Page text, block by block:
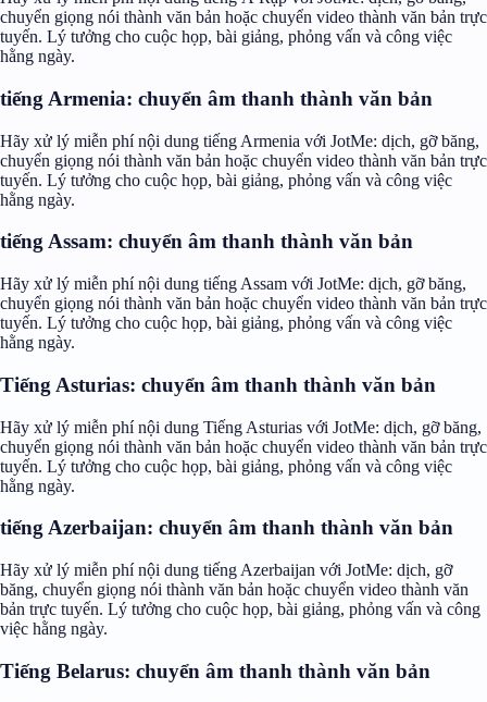
chuyển giọng nói thành văn bản hoặc chuyển video thành văn bản trực
tuyến. Lý tưởng cho cuộc họp, bài giảng, phỏng vấn và công việc
hằng ngày.
tiếng Armenia: chuyển âm thanh thành văn bản
Hãy xử lý miễn phí nội dung tiếng Armenia với JotMe: dịch, gỡ băng,
chuyển giọng nói thành văn bản hoặc chuyển video thành văn bản trực
tuyến. Lý tưởng cho cuộc họp, bài giảng, phỏng vấn và công việc
hằng ngày.
tiếng Assam: chuyển âm thanh thành văn bản
Hãy xử lý miễn phí nội dung tiếng Assam với JotMe: dịch, gỡ băng,
chuyển giọng nói thành văn bản hoặc chuyển video thành văn bản trực
tuyến. Lý tưởng cho cuộc họp, bài giảng, phỏng vấn và công việc
hằng ngày.
Tiếng Asturias: chuyển âm thanh thành văn bản
Hãy xử lý miễn phí nội dung Tiếng Asturias với JotMe: dịch, gỡ băng,
chuyển giọng nói thành văn bản hoặc chuyển video thành văn bản trực
tuyến. Lý tưởng cho cuộc họp, bài giảng, phỏng vấn và công việc
hằng ngày.
tiếng Azerbaijan: chuyển âm thanh thành văn bản
Hãy xử lý miễn phí nội dung tiếng Azerbaijan với JotMe: dịch, gỡ
băng, chuyển giọng nói thành văn bản hoặc chuyển video thành văn
bản trực tuyến. Lý tưởng cho cuộc họp, bài giảng, phỏng vấn và công
việc hằng ngày.
Tiếng Belarus: chuyển âm thanh thành văn bản